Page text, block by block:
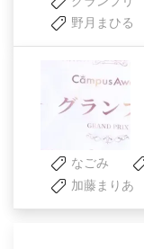
野月まひる
なごみ
加藤まりあ